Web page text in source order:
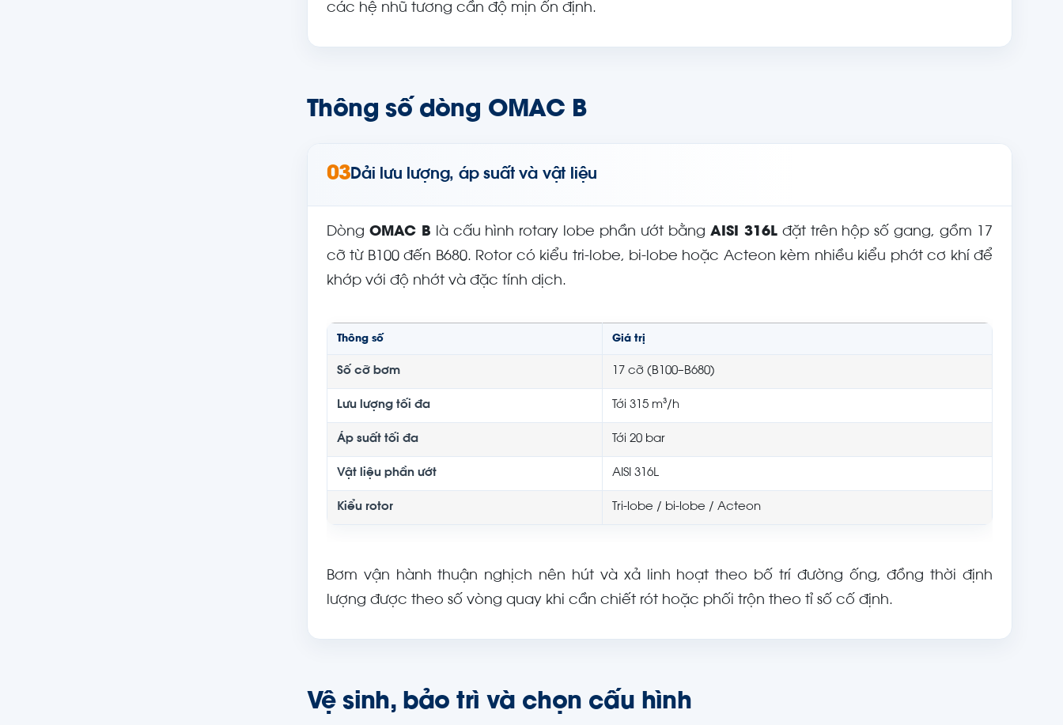
các hệ nhũ tương cần độ mịn ổn định.
Thông số dòng OMAC B
03Dải lưu lượng, áp suất và vật liệu
Dòng OMAC B là cấu hình rotary lobe phần ướt bằng AISI 316Lđặt trên hộp số gang, gồm 17
cỡ từ B100 đến B680. Rotor có kiểu tri-lobe, bi-lobe hoặc Acteon kèm nhiều kiểu phớt cơ khí để
khớp với độ nhớt và đặc tính dịch.
Thông số Giá trị
Số cỡ bơm 17 cỡ (B100–B680)
Lưu lượng tối đa Tới 315 m³/h
Áp suất tối đa Tới 20 bar
Vật liệu phần ướt AISI 316L
Kiểu rotor Tri-lobe / bi-lobe / Acteon
Bơm vận hành thuận nghịch nên hút và xả linh hoạt theo bố trí đường ống, đồng thời định
lượng được theo số vòng quay khi cần chiết rót hoặc phối trộn theo tỉ số cố định.
Vệ sinh, bảo trì và chọn cấu hình